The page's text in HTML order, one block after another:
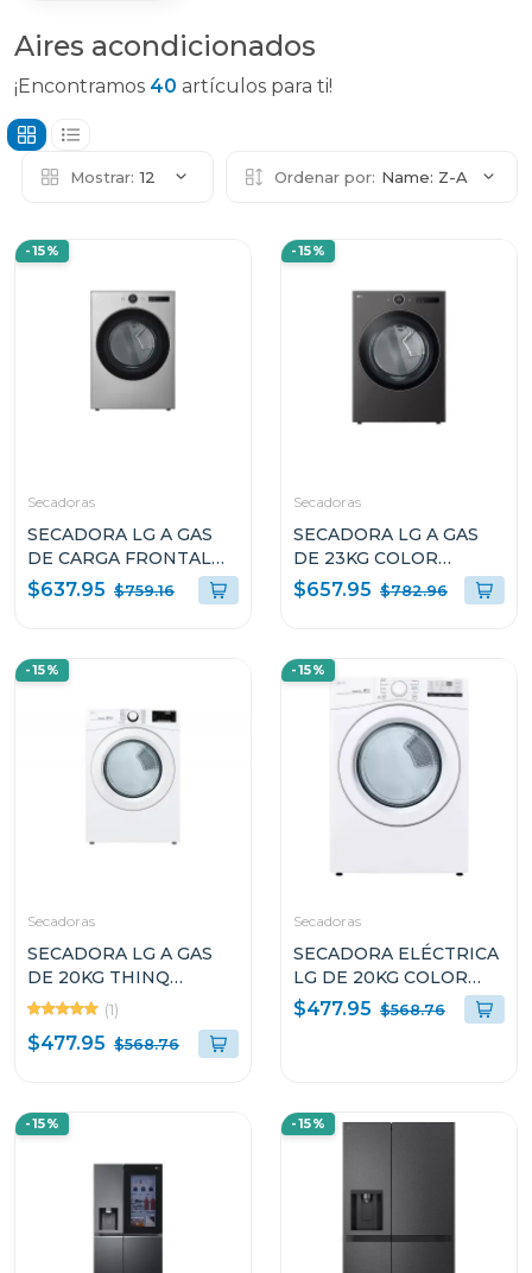
Aires acondicionados
¡Encontramos 40 artículos para ti!
Mostrar: 12 Ordenar por: Name: Z-A
-15%
Secadoras
SECADORA LG A GAS
DE CARGA FRONTAL
22KG COLOR GRIS
THINQ DF74VFXS6
$637.95 $759.16
-15%
Secadoras
SECADORA LG A GAS
DE 23KG COLOR
NEGRO THINQ
D74BFXS6
$657.95 $782.96
-15%
Secadoras
SECADORA LG A GAS
DE 20KG THINQ
DF20WV2W SMART
DIAGNOSIS
(1)
$477.95 $568.76
-15%
Secadoras
SECADORA ELÉCTRICA
LG DE 20KG COLOR
BLANCO THINQ
DF20WV2EW
$477.95 $568.76
-15% -15%